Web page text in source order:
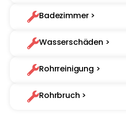
Badezimmer >
Wasserschäden >
Rohrreinigung >
Rohrbruch >